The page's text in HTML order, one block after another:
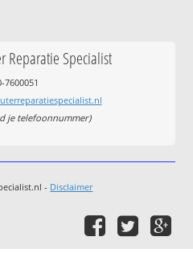
Reparatie Specialist
7600051
je telefoonnummer)
- Disclaimer